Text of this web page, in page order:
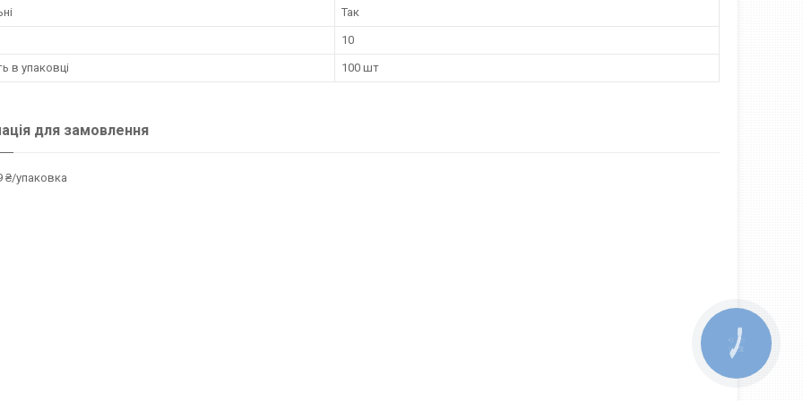
Так
10
в упаковці 100 шт
для замовлення
₴/упаковка
КНОПКА
ЗВ'ЯЗКУ